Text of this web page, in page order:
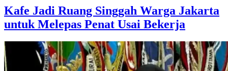
Kafe Jadi Ruang Singgah Warga Jakarta
untuk Melepas Penat Usai Bekerja